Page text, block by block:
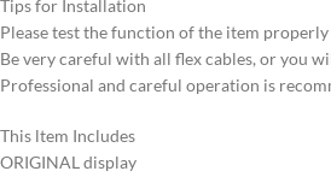
Tips for Installation
Please test the function of the item
Be very careful with all flex cables, or you
Professional and careful operation is
This ltem Includes
ORIGINAL display